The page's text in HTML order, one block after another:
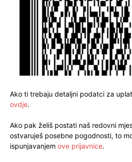
Ako ti trebaju detaljni podatci za
ovdje.
Ako pak želiš postati naš redovni
ostvaruješ posebne pogodnosti, to
ispunjavanjem ove prijavnice.